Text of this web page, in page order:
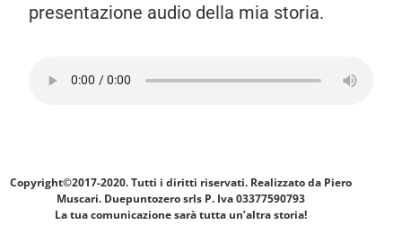
presentazione audio della mia storia.
Copyright©2017-2020. Tutti i diritti riservati. Realizzato da Piero
Muscari. Duepuntozero srls P. Iva 03377590793
La tua comunicazione sarà tutta un’altra storia!